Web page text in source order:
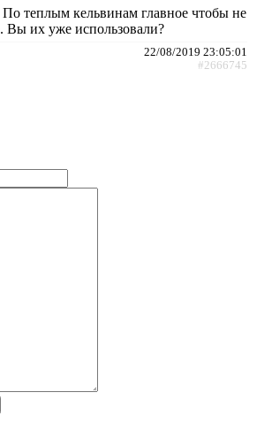
По теплым кельвинам главное чтобы не
Вы их уже использовали?
22/08/2019 23:05:01
#2666745